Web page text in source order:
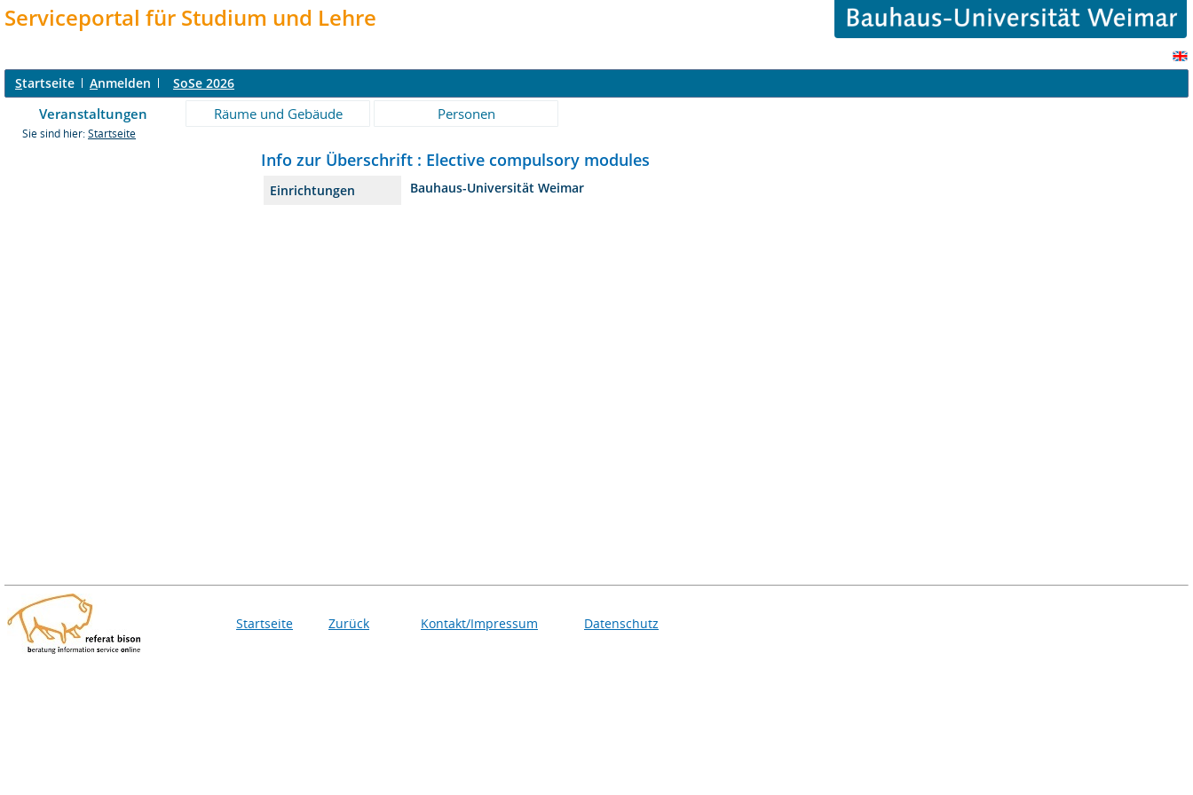
Serviceportal für Studium und Lehre
Startseite Anmelden SoSe 2026
Veranstaltungen Räume und Gebäude Personen
Sie sind hier: Startseite
Info zur Überschrift : Elective compulsory modules
Einrichtungen Bauhaus-Universität Weimar
Startseite Zurück Kontakt/Impressum Datenschutz